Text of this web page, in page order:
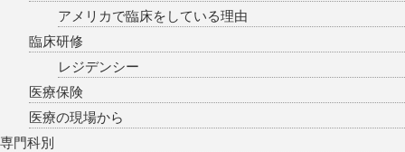
アメリカで臨床をしている理由
臨床研修
レジデンシー
医療保険
医療の現場から
専門科別